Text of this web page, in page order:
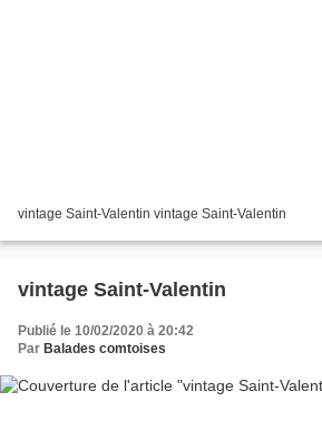
vintage Saint-Valentin vintage Saint-Valentin
vintage Saint-Valentin
Publié le 10/02/2020 à 20:42
Par Balades comtoises